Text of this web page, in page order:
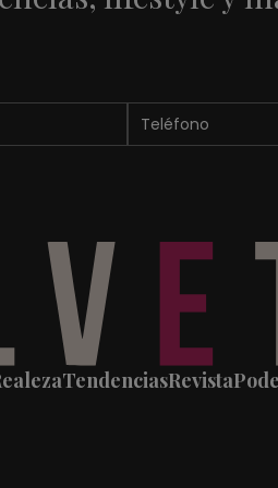
TendenciasRevista